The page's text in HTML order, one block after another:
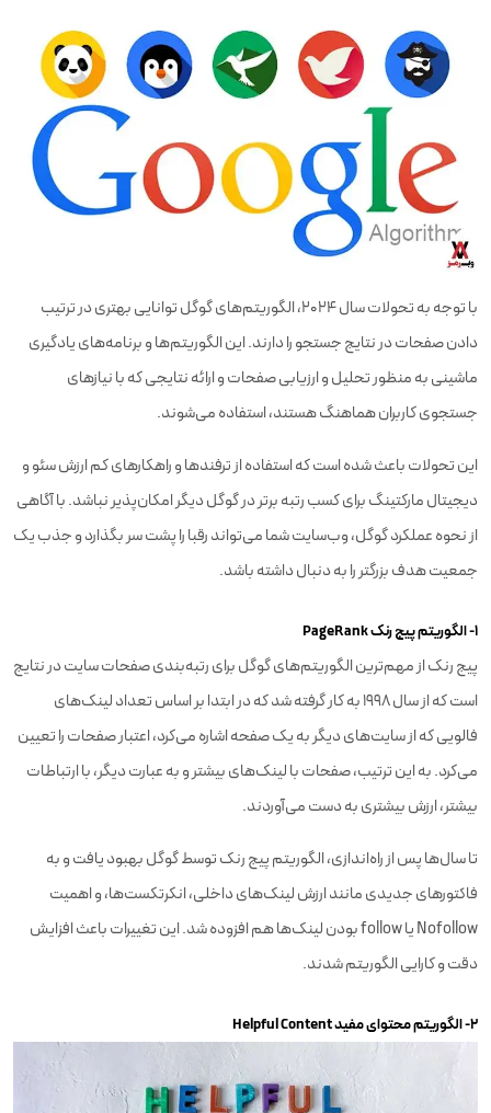
با توجه به تحولات سال 2024، الگوریتم‌های گوگل توانایی بهتری در ترتیب
دادن صفحات در نتایج جستجو را دارند. این الگوریتم‌ها و برنامه‌های یادگیری
ماشینی به منظور تحلیل و ارزیابی صفحات و ارائه نتایجی که با نیازهای
جستجوی کاربران هماهنگ هستند، استفاده می‌شوند.
این تحولات باعث شده است که استفاده از ترفندها و راهکارهای کم ارزش سئو و
دیجیتال مارکتینگ برای کسب رتبه برتر در گوگل دیگر امکان‌پذیر نباشد. با آگاهی
از نحوه عملکرد گوگل، وب‌سایت شما می‌تواند رقبا را پشت سر بگذارد و جذب یک
جمعیت هدف بزرگتر را به دنبال داشته باشد.
۱- الگوریتم پیج رنک PageRank
پیج رنک از مهم‌ترین الگوریتم‌های گوگل برای رتبه‌بندی صفحات سایت در نتایج
است که از سال ۱۹۹۸ به کار گرفته شد که در ابتدا بر اساس تعداد لینک‌های
فالویی که از سایت‌های دیگر به یک صفحه اشاره می‌کرد، اعتبار صفحات را تعیین
می‌کرد. به این ترتیب، صفحات با لینک‌های بیشتر و به عبارت دیگر، با ارتباطات
بیشتر، ارزش بیشتری به دست می‌آوردند.
تا سال‌ها پس از راه‌اندازی، الگوریتم پیج رنک توسط گوگل بهبود یافت و به
فاکتورهای جدیدی مانند ارزش لینک‌های داخلی، انکرتکست‌ها، و اهمیت
Nofollow یا follow بودن لینک‌ها هم افزوده شد. این تغییرات باعث افزایش
دقت و کارایی الگوریتم شدند.
۲- الگوریتم محتوای مفید Helpful Content